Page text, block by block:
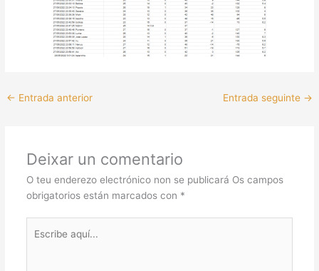
← Entrada anterior Entrada seguinte →
Deixar un comentario
O teu enderezo electrónico non se publicará Os campos
obrigatorios están marcados con *
aquí...